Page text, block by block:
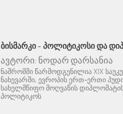
ᲑᲘᲡᲛᲐᲠᲙᲘ - ᲞᲝᲚᲘᲢᲘᲙᲝᲡᲘ ᲓᲐ
ავტორი: ნოდარ დარსანია
ნაშრომში წარმოდგენილია XIX
ნახევარში, ევროპის ერთ-ერთი
სახელმწიფო მოღვაწის
პოლიტიკოს